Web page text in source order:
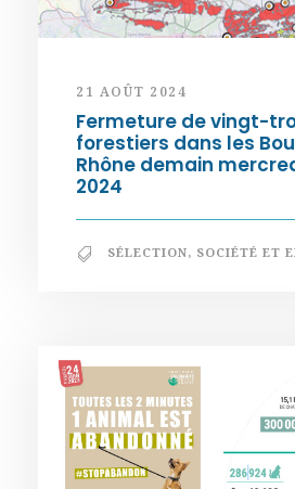
21 AOÛT 2024
Fermeture de vingt-
forestiers dans les
Rhône demain
2024
SÉLECTION, SOCIÉTÉ ET